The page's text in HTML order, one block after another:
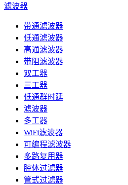
滤波器
带通滤波器
低通滤波器
高通滤波器
带阻滤波器
双工器
三工器
低通群时延
滤波器
多工器
WiFi滤波器
可编程滤波器
多路复用器
腔体过滤器
管式过滤器